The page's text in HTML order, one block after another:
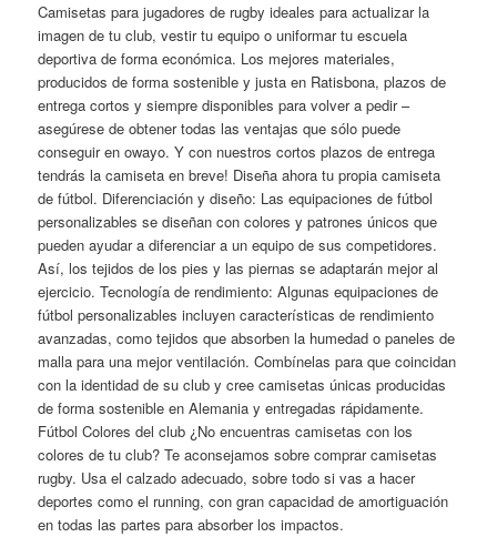
Camisetas para jugadores de rugby ideales para actualizar la
imagen de tu club, vestir tu equipo o uniformar tu escuela
deportiva de forma económica. Los mejores materiales,
producidos de forma sostenible y justa en Ratisbona, plazos de
entrega cortos y siempre disponibles para volver a pedir –
asegúrese de obtener todas las ventajas que sólo puede
conseguir en owayo. Y con nuestros cortos plazos de entrega
tendrás la camiseta en breve! Diseña ahora tu propia camiseta
de fútbol. Diferenciación y diseño: Las equipaciones de fútbol
personalizables se diseñan con colores y patrones únicos que
pueden ayudar a diferenciar a un equipo de sus competidores.
Así, los tejidos de los pies y las piernas se adaptarán mejor al
ejercicio. Tecnología de rendimiento: Algunas equipaciones de
fútbol personalizables incluyen características de rendimiento
avanzadas, como tejidos que absorben la humedad o paneles de
malla para una mejor ventilación. Combínelas para que coincidan
con la identidad de su club y cree camisetas únicas producidas
de forma sostenible en Alemania y entregadas rápidamente.
Fútbol Colores del club ¿No encuentras camisetas con los
colores de tu club? Te aconsejamos sobre comprar camisetas
rugby. Usa el calzado adecuado, sobre todo si vas a hacer
deportes como el running, con gran capacidad de amortiguación
en todas las partes para absorber los impactos.